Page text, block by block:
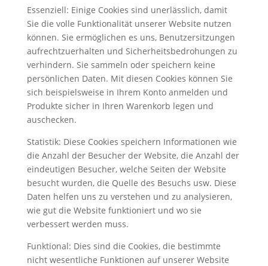
Essenziell: Einige Cookies sind unerlässlich, damit
Sie die volle Funktionalität unserer Website nutzen
können. Sie ermöglichen es uns, Benutzersitzungen
aufrechtzuerhalten und Sicherheitsbedrohungen zu
verhindern. Sie sammeln oder speichern keine
persönlichen Daten. Mit diesen Cookies können Sie
sich beispielsweise in Ihrem Konto anmelden und
Produkte sicher in Ihren Warenkorb legen und
auschecken.
Statistik: Diese Cookies speichern Informationen wie
die Anzahl der Besucher der Website, die Anzahl der
eindeutigen Besucher, welche Seiten der Website
besucht wurden, die Quelle des Besuchs usw. Diese
Daten helfen uns zu verstehen und zu analysieren,
wie gut die Website funktioniert und wo sie
verbessert werden muss.
Funktional: Dies sind die Cookies, die bestimmte
nicht wesentliche Funktionen auf unserer Website